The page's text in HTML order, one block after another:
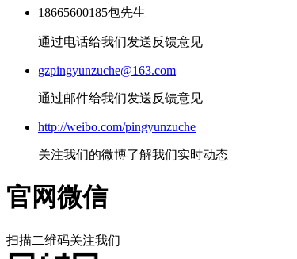
18665600185包先生
通过电话给我们发送反馈意见
gzpingyunzuche@163.com
通过邮件给我们发送反馈意见
http://weibo.com/pingyunzuche
关注我们的微博了解我们实时动态
官网微信
扫描二维码关注我们